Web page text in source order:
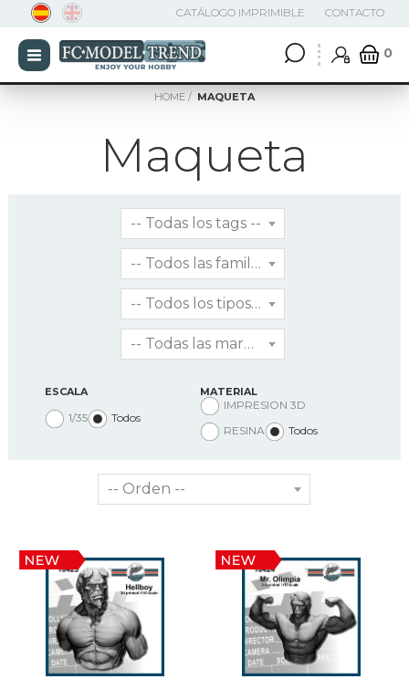
0
CATÁLOGO IMPRIMIBLE CONTACTO
HOME MAQUETA
Maqueta
ESCALA
1/35 Todos
MATERIAL
IMPRESION 3D
RESINA
Todos